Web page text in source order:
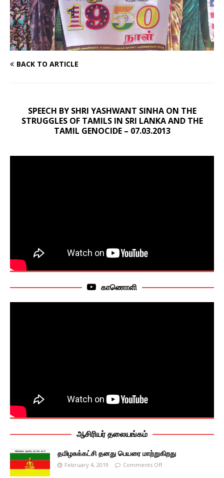
BACK TO ARTICLE
SPEECH BY SHRI YASHWANT SINHA ON THE
STRUGGLES OF TAMILS IN SRI LANKA AND THE
TAMIL GENOCIDE – 07.03.2013
காணொளி
ஆசிரியர் தலையங்கம்
தமிழசுக்கட்சி தனது பெயரை மாற்றுகிறது
February 4, 2019 Comments Off